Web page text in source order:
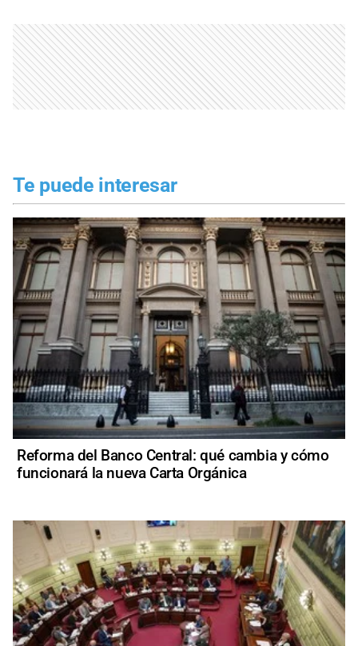
Te puede interesar
Reforma del Banco Central: qué cambia y cómo
funcionará la nueva Carta Orgánica